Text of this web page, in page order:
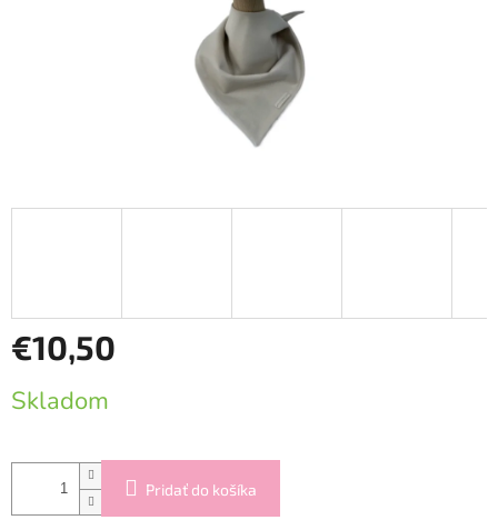
€10,50
cena:
Skladom
Pridať do košíka